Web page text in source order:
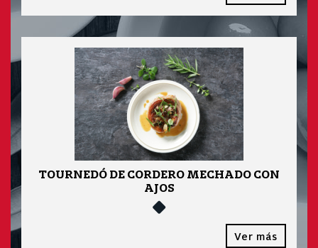
TOURNEDÓ DE CORDERO MECHADO CON
AJOS
Ver más